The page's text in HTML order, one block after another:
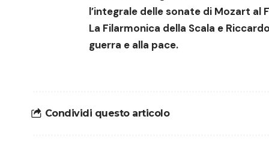
l’integrale delle sonate di Mozart al
La Filarmonica della Scala e
guerra e alla pace.
Condividi questo articolo